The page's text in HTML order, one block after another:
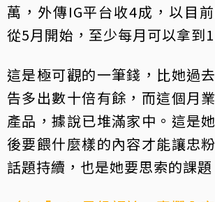
萬，外傳IG平台收4成，以目
從5月開始，至少每月可以拿到
這是極可觀的一筆錢，比她過
告多出數十倍有餘，而這個月
產品，據說已堆滿家中。這是
後要餵什麼樣的內容才能讓忠
話題持續，也是她要思索的課題